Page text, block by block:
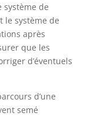
système de
le système de
après
que les
d’éventuels
d’une
semé